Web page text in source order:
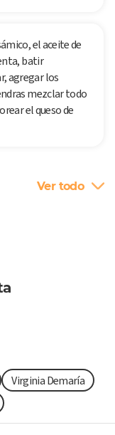
el aceite de
batir
agregar los
mezclar todo
el queso de
Ver todo
Virginia Demaría